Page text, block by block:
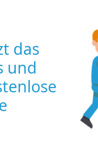
das
und